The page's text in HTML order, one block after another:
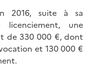
2016, suite à sa
une
de 330 000 €, dont
et 130 000 €